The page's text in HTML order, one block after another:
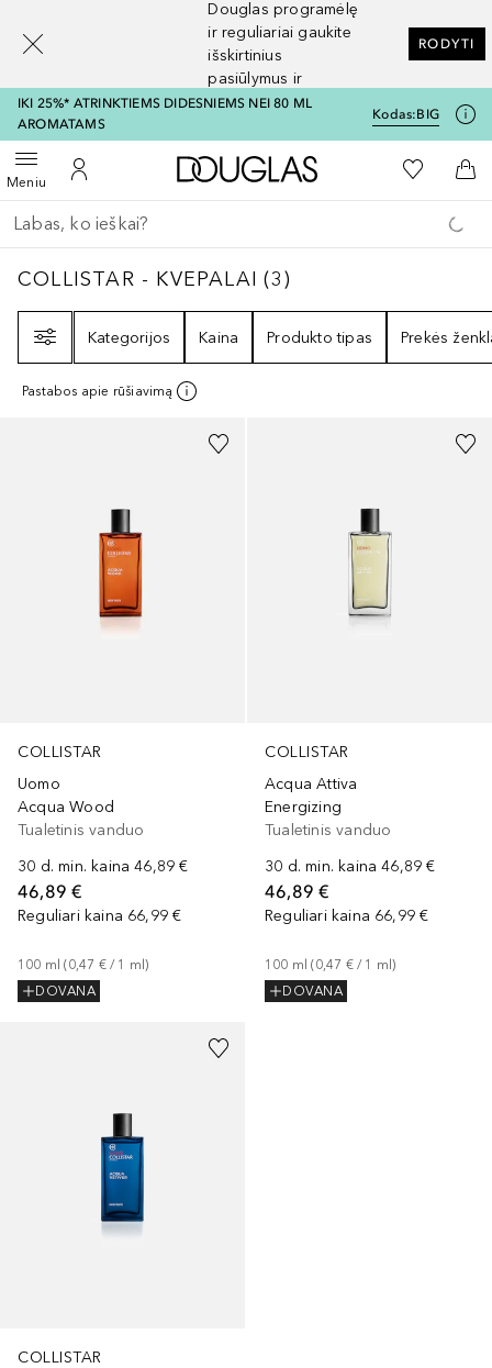
Douglas programėlę
ir reguliariai gaukite
išskirtinius
pasiūlymus ir
nuolaidas
RODYTI
IKI 25%* ATRINKTIEMS DIDESNIEMS NEI 80 ML
AROMATAMS
Kodas:BIG
MeniuAtidaryti meniuĮ mano paskyrą
Į Douglas pagrindinį
Į mano
Į
Grįžk atgal
Vykdykite paiešką
COLLISTAR - KVEPALAI3
COLLISTAR - KVEPALAI (3)
Kategorijos
Kaina Produkto tipas Prekės
Pastabos apie rūšiavimą
COLLISTAR
Uomo
Acqua Wood
Tualetinis vanduo
30 d. min. kaina 46,89 €
46,89 €
Reguliari kaina 66,99 €
100 ml (0,47 € / 1 ml)
DOVANA
COLLISTAR
Acqua Attiva
Energizing
Tualetinis vanduo
30 d. min. kaina 46,89 €
46,89 €
Reguliari kaina 66,99 €
100 ml (0,47 € / 1 ml)
DOVANA
COLLISTAR
[navigation.slideout.screenreader]